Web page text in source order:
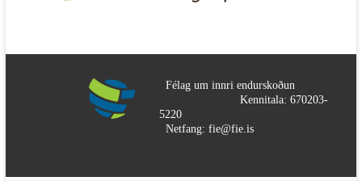
Félag um innri endurskoðun
Kennitala: 670203-
5220
Netfang: fie@fie.is